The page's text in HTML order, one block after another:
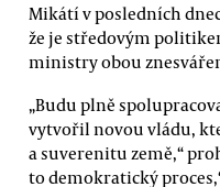
Mikátí v posledních
že je středovým
ministry obou
„Budu plně
vytvořil novou vládu,
a suverenitu země,“
to demokratický